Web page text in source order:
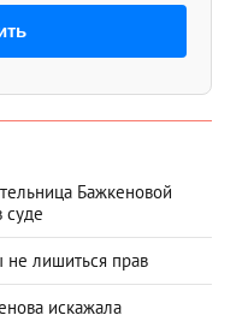
Бажкеновой
суде
лишиться прав
искажала